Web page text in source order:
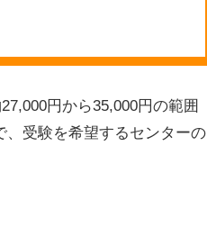
円から35,000円の範囲
受験を希望するセンターの